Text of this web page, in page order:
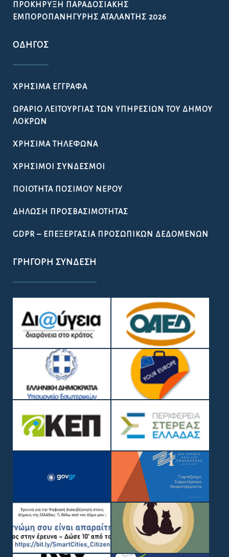
ΠΡΟΚΉΡΥΞΗ ΠΑΡΑΔΟΣΙΑΚΉΣ
ΕΜΠΟΡΟΠΑΝΉΓΥΡΗΣ ΑΤΑΛΆΝΤΗΣ 2026
ΟΔΗΓΌΣ
ΧΡΉΣΙΜΑ ΈΓΓΡΑΦΑ
ΩΡΆΡΙΟ ΛΕΙΤΟΥΡΓΊΑΣ ΤΩΝ ΥΠΗΡΕΣΙΏΝ ΤΟΥ ΔΉΜΟΥ
ΛΟΚΡΏΝ
ΧΡΉΣΙΜΑ ΤΗΛΈΦΩΝΑ
ΧΡΉΣΙΜΟΙ ΣΎΝΔΕΣΜΟΙ
ΠΟΙΌΤΗΤΑ ΠΌΣΙΜΟΥ ΝΕΡΟΎ
ΔΉΛΩΣΗ ΠΡΟΣΒΑΣΙΜΌΤΗΤΑΣ
GDPR – ΕΠΕΞΕΡΓΑΣΙΑ ΠΡΟΣΩΠΙΚΩΝ ΔΕΔΟΜΕΝΩΝ
ΓΡΉΓΟΡΗ ΣΎΝΔΕΣΗ